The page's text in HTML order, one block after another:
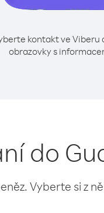
kontakt ve Viberu
obrazovky s
do
Vyberte si z